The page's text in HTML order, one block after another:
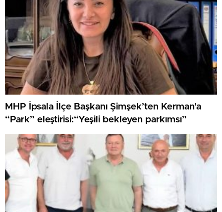
MHP İpsala İlçe Başkanı Şimşek’ten Kerman’a
“Park” eleştirisi:“Yeşili bekleyen parkımsı”